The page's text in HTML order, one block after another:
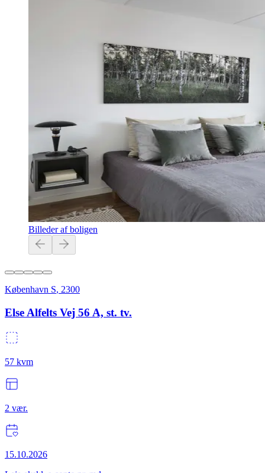
Billeder af boligen
København S, 2300
Else Alfelts Vej 56 A, st. tv.
57 kvm
2 vær.
15.10.2026